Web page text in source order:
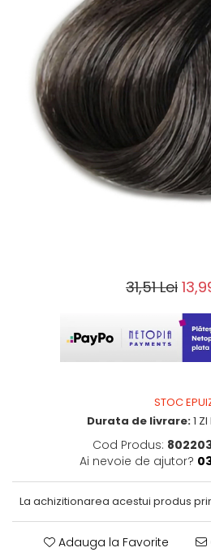
31,51 Lei
STOC
Durata de livrare:1 ZI
Cod Produs:
Ai nevoie de ajutor?
La achizitionarea acestui produs
Adauga la Favorite